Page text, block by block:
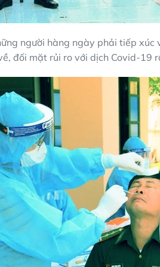
người hàng ngày phải tiếp
đối mặt rủi ro với dịch Covid-19